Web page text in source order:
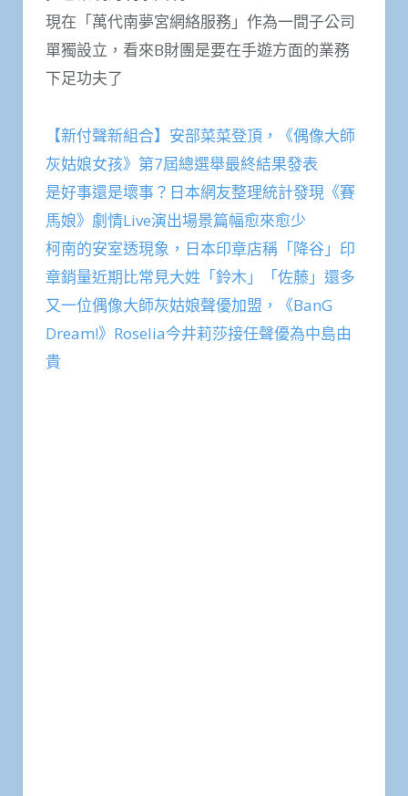
現在「萬代南夢宮網絡服務」作為一間子公司
單獨設立，看來B財團是要在手遊方面的業務
下足功夫了
【新付聲新組合】安部菜菜登頂，《偶像大師
灰姑娘女孩》第7屆總選舉最終結果發表
是好事還是壞事？日本網友整理統計發現《賽
馬娘》劇情Live演出場景篇幅愈來愈少
柯南的安室透現象，日本印章店稱「降谷」印
章銷量近期比常見大姓「鈴木」「佐藤」還多
又一位偶像大師灰姑娘聲優加盟，《BanG
Dream!》Roselia今井莉莎接任聲優為中島由
貴